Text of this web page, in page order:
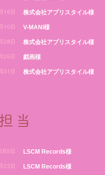
16日 株式会社アプリスタイル様
10日 V-MANI様
28日 株式会社アプリスタイル様
25日 戯画様
31日 株式会社アプリスタイル様
当
5日 LSCM Records様
23日 LSCM Records様